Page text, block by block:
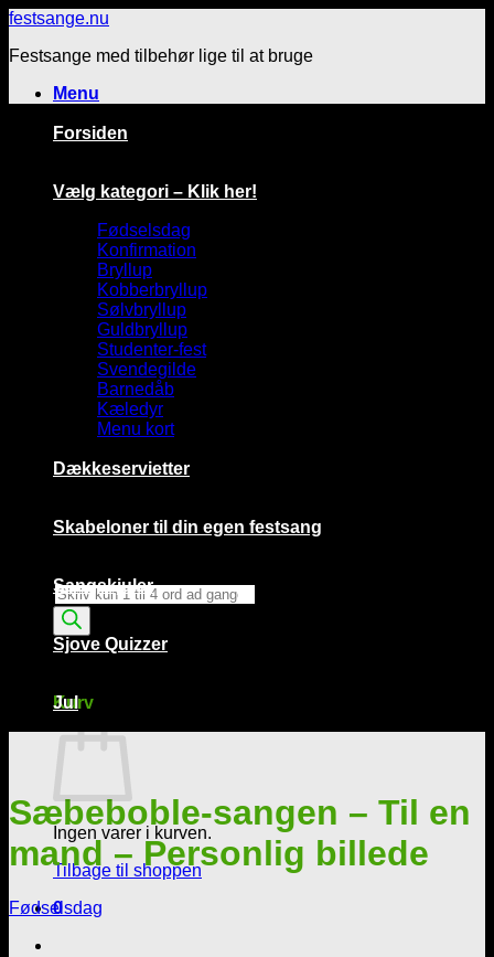
Fortsæt
indhold
festsange.nu
Festsange med tilbehør lige til at bruge
Menu
Products
search
Kurv
Ingen varer i kurven.
Tilbage til shoppen
0
Forsiden
Vælg kategori – Klik her!
Fødselsdag
Konfirmation
Bryllup
Kobberbryllup
Sølvbryllup
Guldbryllup
Studenter-fest
Svendegilde
Barnedåb
Kæledyr
Menu kort
Dækkeservietter
Skabeloner til din egen festsang
Sangskjuler
Sjove Quizzer
Jul
Sæbeboble-sangen – Til en
mand – Personlig billede
Fødselsdag